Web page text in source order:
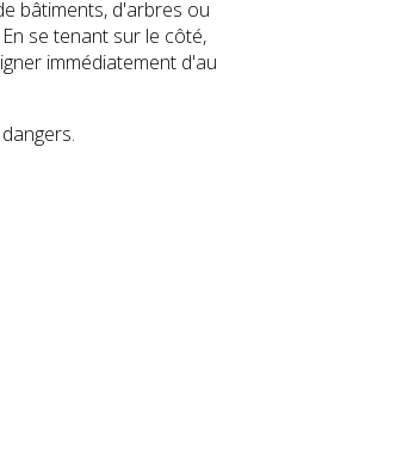
bâtiments, d'arbres ou
se tenant sur le côté,
immédiatement d'au